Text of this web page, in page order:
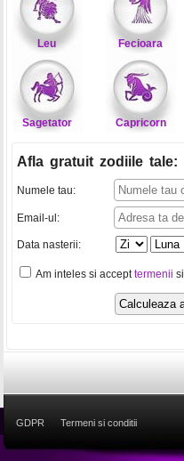
Leu Fecioara
Sagetator Capricorn
Afla gratuit zodiile tale:
Numele tau:
Email-ul:
Data nasterii:
Am inteles si accepttermenii si
GDPR Termeni si conditii